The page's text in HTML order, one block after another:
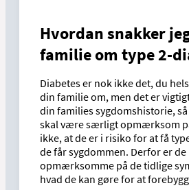
Hvordan snakker
familie om type 2-
Diabetes er nok ikke det, du
din familie om, men det er
din families sygdomshistorie,
skal være særligt opmærksom
ikke, at de er i risiko for at få
de får sygdommen. Derfor er de
opmærksomme på de tidlige
hvad de kan gøre for at